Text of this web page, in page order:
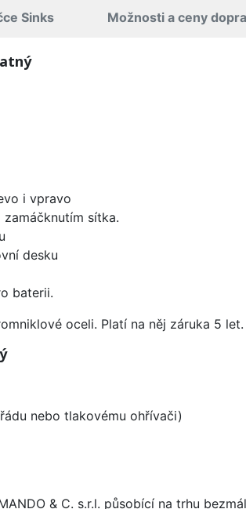
Sinks Možnosti a ceny
i vpravo
sítka.
desku
baterii.
oceli. Platí na něj záruka 5 let.
nebo tlakovému ohřívači)
& C. s.r.l. působící na trhu